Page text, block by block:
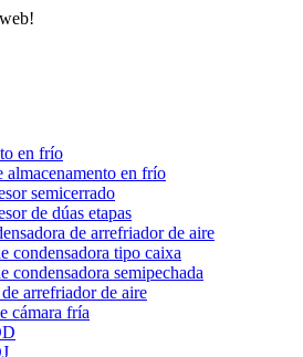
en frío
almacenamento en frío
semicerrado
de dúas etapas
de arrefriador de aire
condensadora tipo caixa
condensadora semipechada
arrefriador de aire
cámara fría